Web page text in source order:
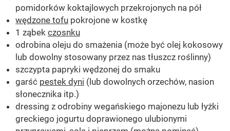
pomidorków koktajlowych przekrojonych na pół
wędzone tofu pokrojone w kostkę
1 ząbek czosnku
odrobina oleju do smażenia (może być olej kokosowy
lub dowolny stosowany przez nas tłuszcz roślinny)
szczypta papryki wędzonej do smaku
garść pestek dyni (lub dowolnych orzechów, nasion
słonecznika itp.)
dressing z odrobiny wegańskiego majonezu lub łyżki
greckiego jogurtu doprawionego ulubionymi